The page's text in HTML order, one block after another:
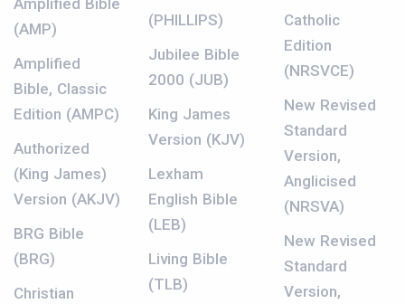
Amplified Bible
(AMP)
Amplified
Bible, Classic
Edition (AMPC)
Authorized
(King James)
Version (AKJV)
BRG Bible
(BRG)
Christian
(PHILLIPS)
Jubilee Bible
2000 (JUB)
King James
Version (KJV)
Lexham
English Bible
(LEB)
Living Bible
(TLB)
Catholic
Edition
(NRSVCE)
New Revised
Standard
Version,
Anglicised
(NRSVA)
New Revised
Standard
Version,